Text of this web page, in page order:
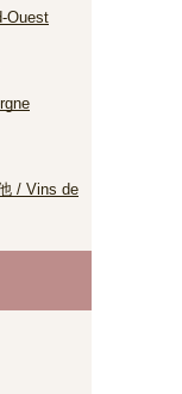
Ouest
/ Vins de